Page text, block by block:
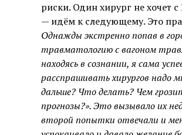
риски. Один хирург не хочет
— идём к следующему. Это
Однажды экстренно попав в
травматологию с вагоном
находясь в сознании, я сама
расспрашивать хирургов надо
дальше? Что делать? Чем
прогнозы?». Это вызывало их
второй попытки отвечали и